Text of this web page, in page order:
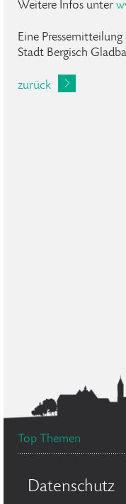
Weitere Infos unter
Eine
Stadt Bergisch
zurück
Top Themen
Datenschutz